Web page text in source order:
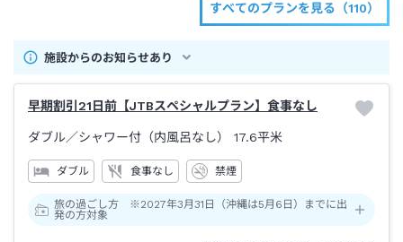
すべてのプランを見る（110）
施設からのお知らせあり
早期割引21日前【JTBスペシャルプラン】食事なし
ダブル／シャワー付（内風呂なし） 17.6平米
ダブル 食事なし 禁煙
旅の過ごし方 ※2027年3月31日（沖縄は5月6日）までに出
発の方対象